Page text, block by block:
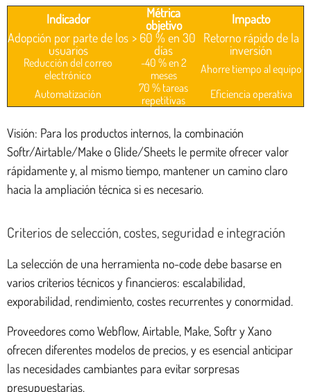
Indicador
Métrica
objetivo
Impacto
Adopción por parte de los
usuarios
> 60 % en 30
días
Retorno rápido de la
inversión
Reducción del correo
electrónico
-40 % en 2
meses
Ahorre tiempo al equipo
Automatización
70 % tareas
repetitivas
Eficiencia operativa
Visión: Para los productos internos, la combinación
Softr/Airtable/Make o Glide/Sheets le permite ofrecer valor
rápidamente y, al mismo tiempo, mantener un camino claro
hacia la ampliación técnica si es necesario.
Criterios de selección, costes, seguridad e integración
La selección de una herramienta no-code debe basarse en
varios criterios técnicos y financieros: escalabilidad,
exporabilidad, rendimiento, costes recurrentes y conormidad.
Proveedores como Webflow, Airtable, Make, Softr y Xano
ofrecen diferentes modelos de precios, y es esencial anticipar
las necesidades cambiantes para evitar sorpresas
presupuestarias.